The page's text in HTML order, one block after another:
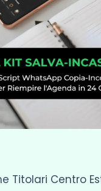
Titolari Centro